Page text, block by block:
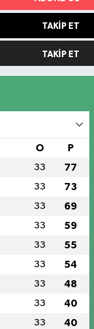
TAKIP ET
TAKIP ET
O P
33 77
33 73
33 69
33 59
33 55
33 54
33 48
33 40
33 40